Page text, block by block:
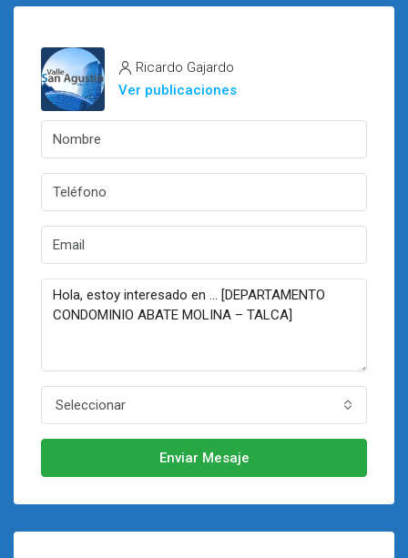
Ricardo Gajardo
Ver publicaciones
Seleccionar
Enviar Mesaje